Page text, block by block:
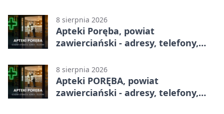
8 sierpnia 2026
Apteki Poręba, powiat
zawierciański - adresy, telefony,
8 sierpnia 2026
Apteki PORĘBA, powiat
zawierciański - adresy, telefony,